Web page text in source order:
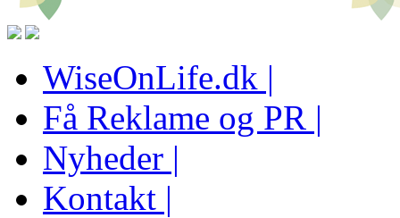
WiseOnLife.dk |
Få Reklame og PR |
Nyheder |
Kontakt |